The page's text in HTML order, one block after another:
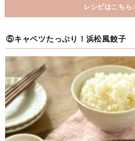
レシピはこちら♪
⑤キャベツたっぷり！浜松風餃子